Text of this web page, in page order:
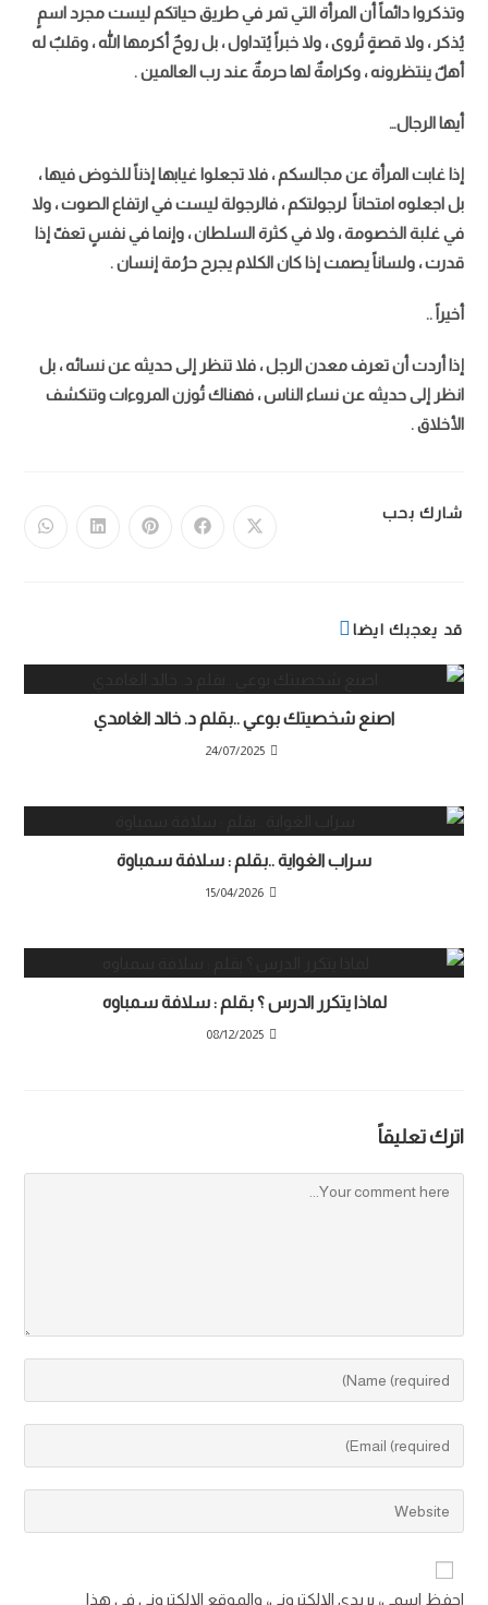
وتذكروا دائماً أن المرأة التي تمر في طريق حياتكم ليست مجرد اسمٍ
يُذكر ، ولا قصةٍ تُروى ، ولا خبراً يُتداول ، بل روحٌ أكرمها الله ، وقلبٌ له
أهلٌ ينتظرونه ، وكرامةٌ لها حرمةٌ عند رب العالمين .
أيها الرجال…
إذا غابت المرأة عن مجالسكم ، فلا تجعلوا غيابها إذناً للخوض فيها ،
بل اجعلوه امتحاناً لرجولتكم ، فالرجولة ليست في ارتفاع الصوت ، ولا
في غلبة الخصومة ، ولا في كثرة السلطان ، وإنما في نفسٍ تعفّ إذا
قدرت ، ولساناً يصمت إذا كان الكلام يجرح حرُمة إنسان .
أخيراً ..
إذا أردت أن تعرف معدن الرجل ، فلا تنظر إلى حديثه عن نسائه ، بل
انظر إلى حديثه عن نساء الناس ، فهناك تُوزن المروءات وتنكشف
الأخلاق .
شارك بحب
قد يعجبك ايضا
اصنع شخصيتك بوعي ..بقلم د. خالد الغامدي
24/07/2025
سراب الغواية ..بقلم : سلافة سمباوة
15/04/2026
لماذا يتكرر الدرس ؟ بقلم : سلافة سمباوه
08/12/2025
اترك تعليقاً
احفظ اسمي، بريدي الإلكتروني، والموقع الإلكتروني في هذا